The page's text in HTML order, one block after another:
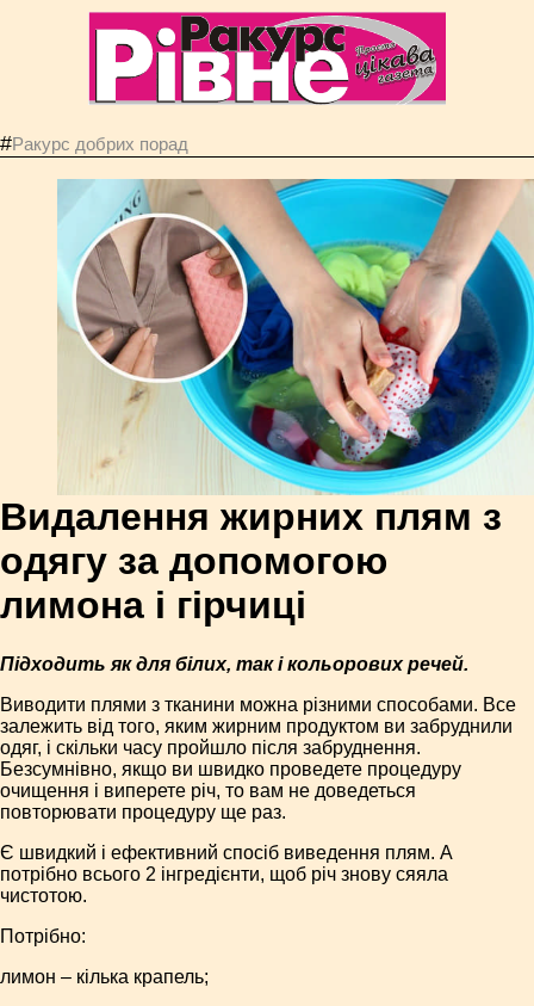
#Ракурс добрих порад
Видалення жирних плям з
одягу за допомогою
лимона і гірчиці
Підходить як для білих, так і кольорових речей.
Виводити плями з тканини можна різними способами. Все
залежить від того, яким жирним продуктом ви забруднили
одяг, і скільки часу пройшло після забруднення.
Безсумнівно, якщо ви швидко проведете процедуру
очищення і виперете річ, то вам не доведеться
повторювати процедуру ще раз.
Є швидкий і ефективний спосіб виведення плям. А
потрібно всього 2 інгредієнти, щоб річ знову сяяла
чистотою.
Потрібно:
лимон – кілька крапель;